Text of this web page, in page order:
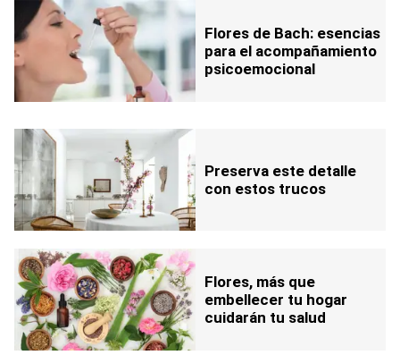
Flores de Bach: esencias
para el acompañamiento
psicoemocional
Preserva este detalle
con estos trucos
Flores, más que
embellecer tu hogar
cuidarán tu salud